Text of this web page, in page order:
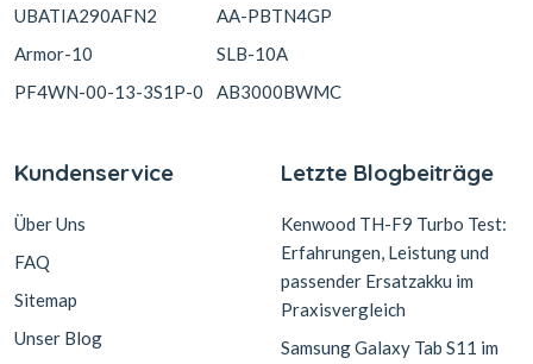
UBATIA290AFN2
Armor-10
PF4WN-00-13-3S1P-0
AA-PBTN4GP
SLB-10A
AB3000BWMC
Kundenservice
Über Uns
FAQ
Sitemap
Unser Blog
Letzte Blogbeiträge
Kenwood TH-F9 Turbo Test:
Erfahrungen, Leistung und
passender Ersatzakku im
Praxisvergleich
Samsung Galaxy Tab S11 im